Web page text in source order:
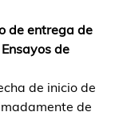
de entrega de
de
de inicio de
de